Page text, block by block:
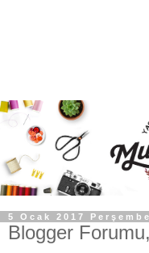
5 Ocak 2017 Perşembe
Blogger